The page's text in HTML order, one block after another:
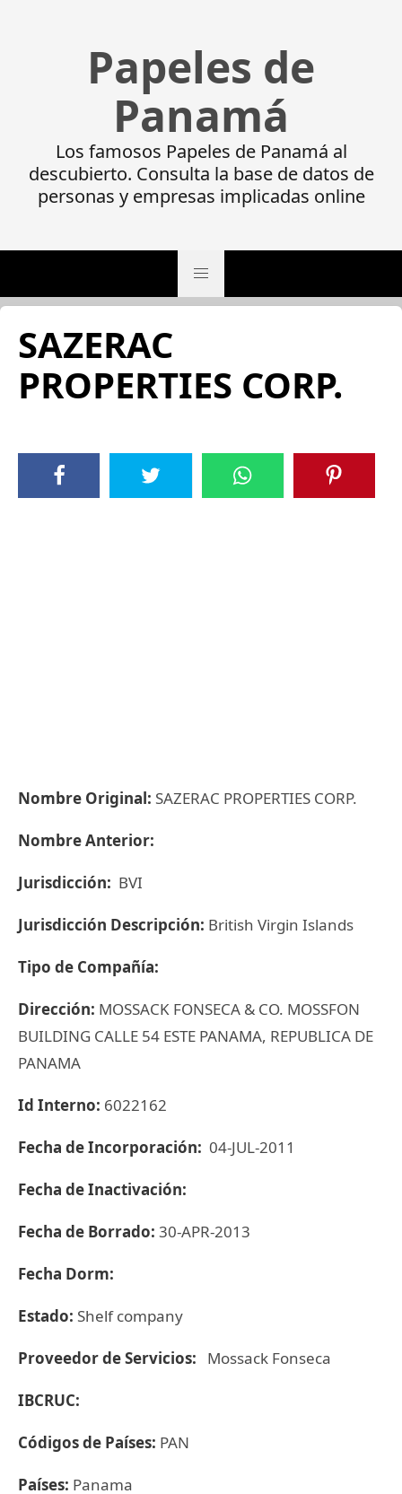
Papeles de
Panamá
Los famosos Papeles de Panamá al
descubierto. Consulta la base de datos de
personas y empresas implicadas online
SAZERAC
PROPERTIES CORP.
Nombre Original: SAZERAC PROPERTIES CORP.
Nombre Anterior:
Jurisdicción: BVI
Jurisdicción Descripción: British Virgin Islands
Tipo de Compañía:
Dirección: MOSSACK FONSECA & CO. MOSSFON
BUILDING CALLE 54 ESTE PANAMA, REPUBLICA DE
PANAMA
Id Interno: 6022162
Fecha de Incorporación: 04-JUL-2011
Fecha de Inactivación:
Fecha de Borrado: 30-APR-2013
Fecha Dorm:
Estado: Shelf company
Proveedor de Servicios: Mossack Fonseca
IBCRUC:
Códigos de Países: PAN
Países: Panama